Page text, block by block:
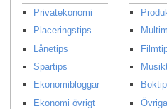
Privatekonomi
Placeringstips
Lånetips
Spartips
Ekonomibloggar
Ekonomi övrigt